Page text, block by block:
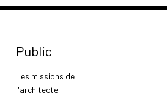
Public
Les missions de
l'architecte